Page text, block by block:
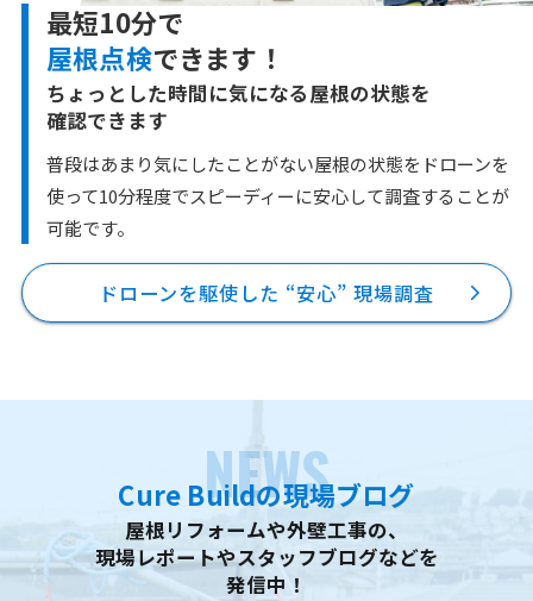
最短10分で
屋根点検できます！
ちょっとした時間に気になる屋根の状態を
確認できます
普段はあまり気にしたことがない屋根の状態をドローンを
使って10分程度でスピーディーに安心して調査することが
可能です。
ドローンを駆使した “安心” 現場調査
NEWS
Cure Buildの現場ブログ
屋根リフォームや外壁工事の、
現場レポートやスタッフブログなどを
発信中！